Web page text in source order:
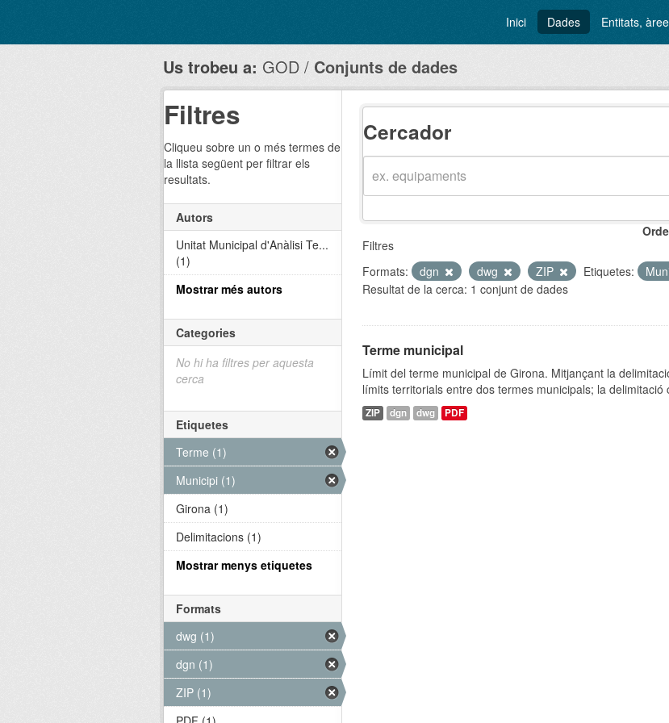
Inici Dades Entitats,
Us trobeu a: GOD Conjunts de dades
Cercador
Filtres
Formats:
dgn dwg ZIP Etiquetes:
Resultat de la cerca: 1 conjunt de dades
Terme municipal
Límit del terme municipal de Girona. Mitjançant la
límits territorials entre dos termes municipals; la delimitació
ZIP dgn dwg PDF
Filtres
Cliqueu sobre un o més termes de
la llista següent per filtrar els
resultats.
Autors
Unitat Municipal d'Anàlisi Te...
(1)
Mostrar més autors
Categories
No hi ha filtres per aquesta
cerca
Etiquetes
Terme (1)
Municipi (1)
Girona (1)
Delimitacions (1)
Mostrar menys etiquetes
Formats
dwg (1)
dgn (1)
ZIP (1)